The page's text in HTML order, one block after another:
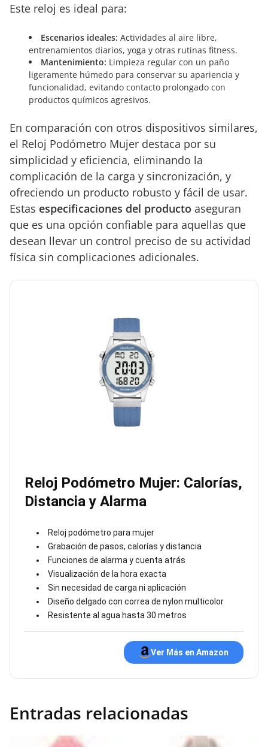
Este reloj es ideal para:
Escenarios ideales: Actividades al aire libre,
entrenamientos diarios, yoga y otras rutinas fitness.
Mantenimiento: Limpieza regular con un paño
ligeramente húmedo para conservar su apariencia y
funcionalidad, evitando contacto prolongado con
productos químicos agresivos.
En comparación con otros dispositivos similares,
el Reloj Podómetro Mujer destaca por su
simplicidad y eficiencia, eliminando la
complicación de la carga y sincronización, y
ofreciendo un producto robusto y fácil de usar.
Estas especificaciones del producto aseguran
que es una opción confiable para aquellas que
desean llevar un control preciso de su actividad
física sin complicaciones adicionales.
Reloj Podómetro Mujer: Calorías,
Distancia y Alarma
Reloj podómetro para mujer
Grabación de pasos, calorías y distancia
Funciones de alarma y cuenta atrás
Visualización de la hora exacta
Sin necesidad de carga ni aplicación
Diseño delgado con correa de nylon multicolor
Resistente al agua hasta 30 metros
Ver Más en Amazon
Entradas relacionadas